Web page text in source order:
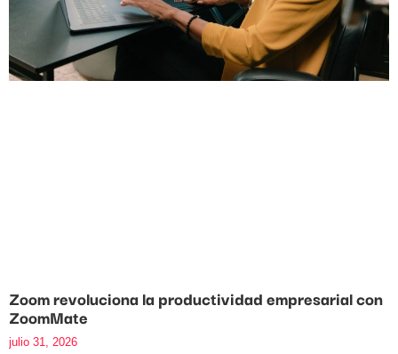
Zoom revoluciona la productividad empresarial con
ZoomMate
julio 31, 2026